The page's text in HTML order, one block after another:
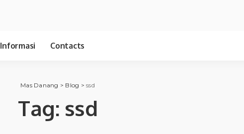
Informasi Contacts
Mas Danang > Blog >ssd
Tag: ssd